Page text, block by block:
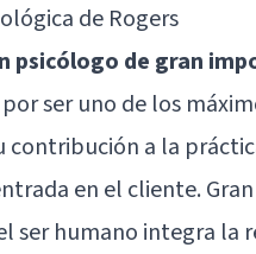
de Rogers
psicólogo de gran
ser uno de los
contribución a la
en el cliente.
ser humano integra la